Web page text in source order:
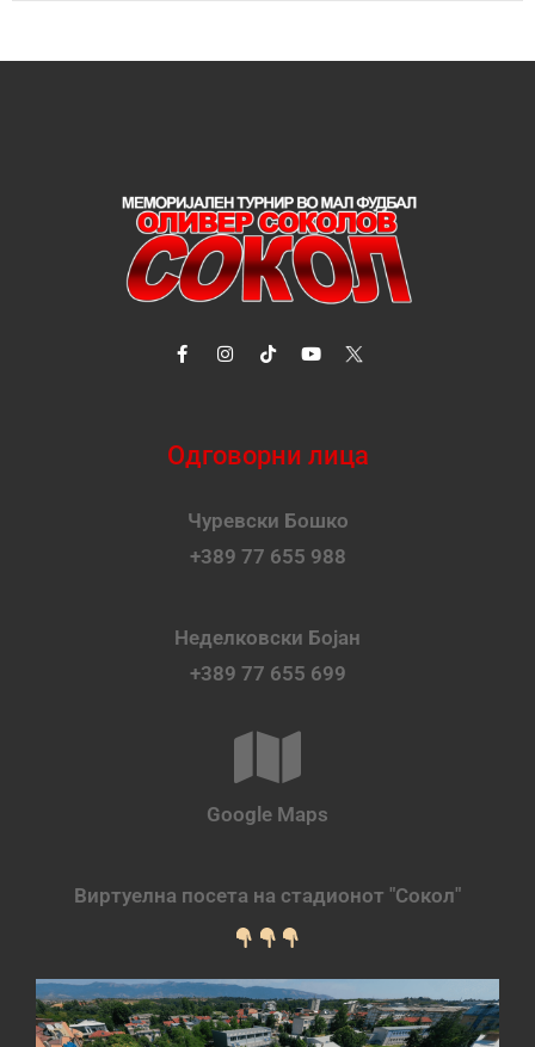
Одговорни лица
Чуревски Бошко
+389 77 655 988
Неделковски Бојан
+389 77 655 699
Google Maps
Виртуелна посета на стадионот "Сокол"